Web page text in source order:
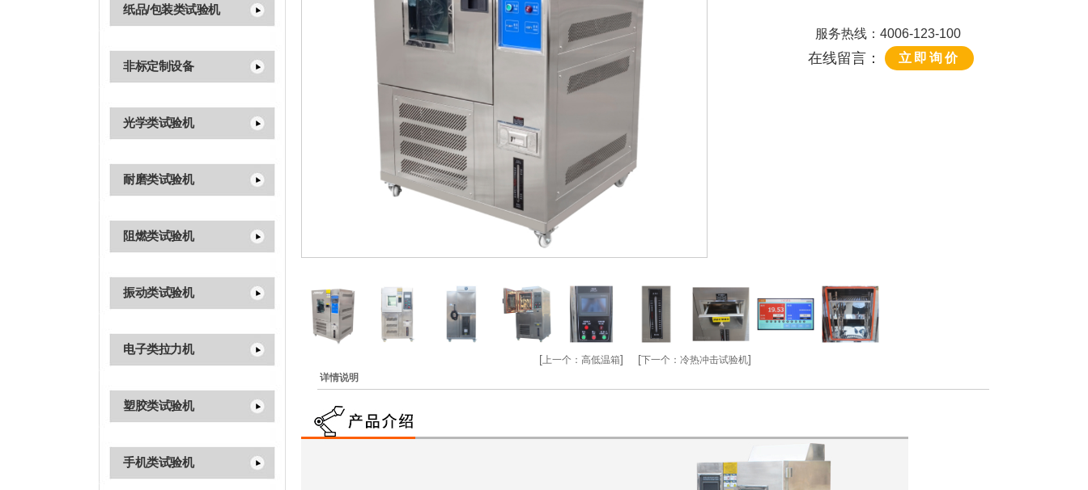
纸品/包装类试验机
非标定制设备
光学类试验机
耐磨类试验机
阻燃类试验机
振动类试验机
电子类拉力机
塑胶类试验机
手机类试验机
服务热线：4006-123-100
在线留言： 立即询价
[上一个： 高低温箱] [下一个： 冷热冲击试验机]
详情说明